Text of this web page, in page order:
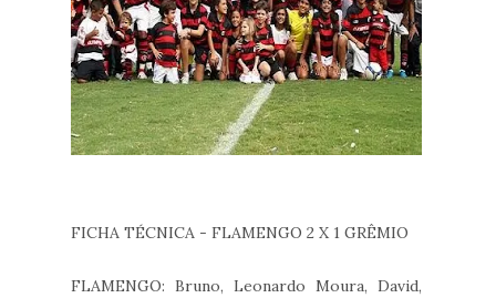
FICHA TÉCNICA - FLAMENGO 2 X 1 GRÊMIO
FLAMENGO: Bruno, Leonardo Moura, David,